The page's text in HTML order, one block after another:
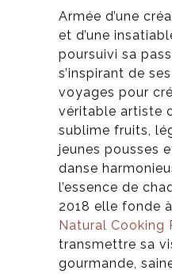
Armée d’une
et d’une
poursuivi sa
s’inspirant de
voyages pour
véritable artiste
sublime fruits,
jeunes pousses
danse
l’essence de
2018 elle fonde
Natural Cooking
transmettre sa
gourmande,